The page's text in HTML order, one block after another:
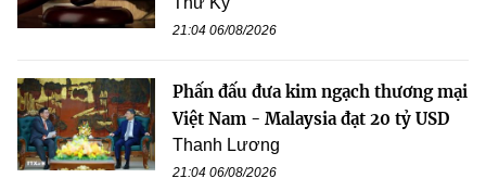
21:04 06/08/2026
Phấn đấu đưa kim ngạch thương mại
Việt Nam - Malaysia đạt 20 tỷ USD
Thanh Lương
21:04 06/08/2026